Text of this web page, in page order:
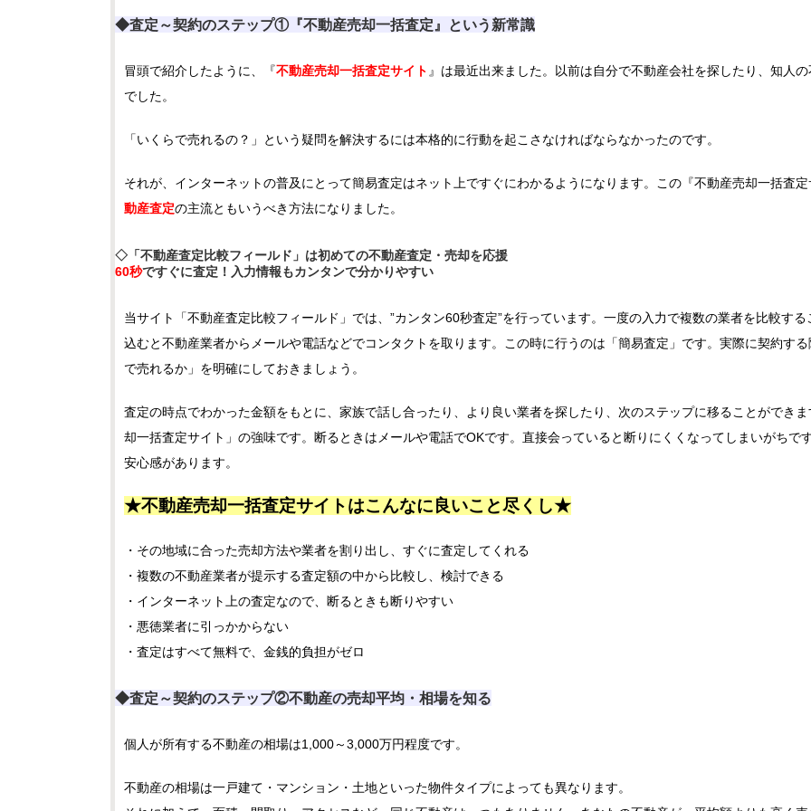
◆査定～契約のステップ①『不動産売却一括査定』という新常識
冒頭で紹介したように、『不動産売却一括査定サイト 』は最近出来ました。以前は自分で不動産会社を探したり、知人
でした。
「いくらで売れるの？」という疑問を解決するには本格的に行動を起こさなければならなかったのです。
それが、インターネットの普及にとって簡易査定はネット上ですぐにわかるようになります。この『不動産売却一括査
動産査定の主流ともいうべき方法になりました。
◇「不動産査定比較フィールド」は初めての不動産査定・売却を応援
60秒ですぐに査定！入力情報もカンタンで分かりやすい
当サイト「不動産査定比較フィールド」では、”カンタン60秒査定”を行っています。一度の入力で複数の業者を比較す
込むと不動産業者からメールや電話などでコンタクトを取ります。この時に行うのは「簡易査定」です。実際に契約す
で売れるか」を明確にしておきましょう。
査定の時点でわかった金額をもとに、家族で話し合ったり、より良い業者を探したり、次のステップに移ることができ
却一括査定サイト」の強味です。断るときはメールや電話でOKです。直接会っていると断りにくくなってしまいがちで
安心感があります。
★不動産売却一括査定サイトはこんなに良いこと尽くし★
・その地域に合った売却方法や業者を割り出し、すぐに査定してくれる
・複数の不動産業者が提示する査定額の中から比較し、検討できる
・インターネット上の査定なので、断るときも断りやすい
・悪徳業者に引っかからない
・査定はすべて無料で、金銭的負担がゼロ
◆査定～契約のステップ②不動産の売却平均・相場を知る
個人が所有する不動産の相場は1,000～3,000万円程度です。
不動産の相場は一戸建て・マンション・土地といった物件タイプによっても異なります。